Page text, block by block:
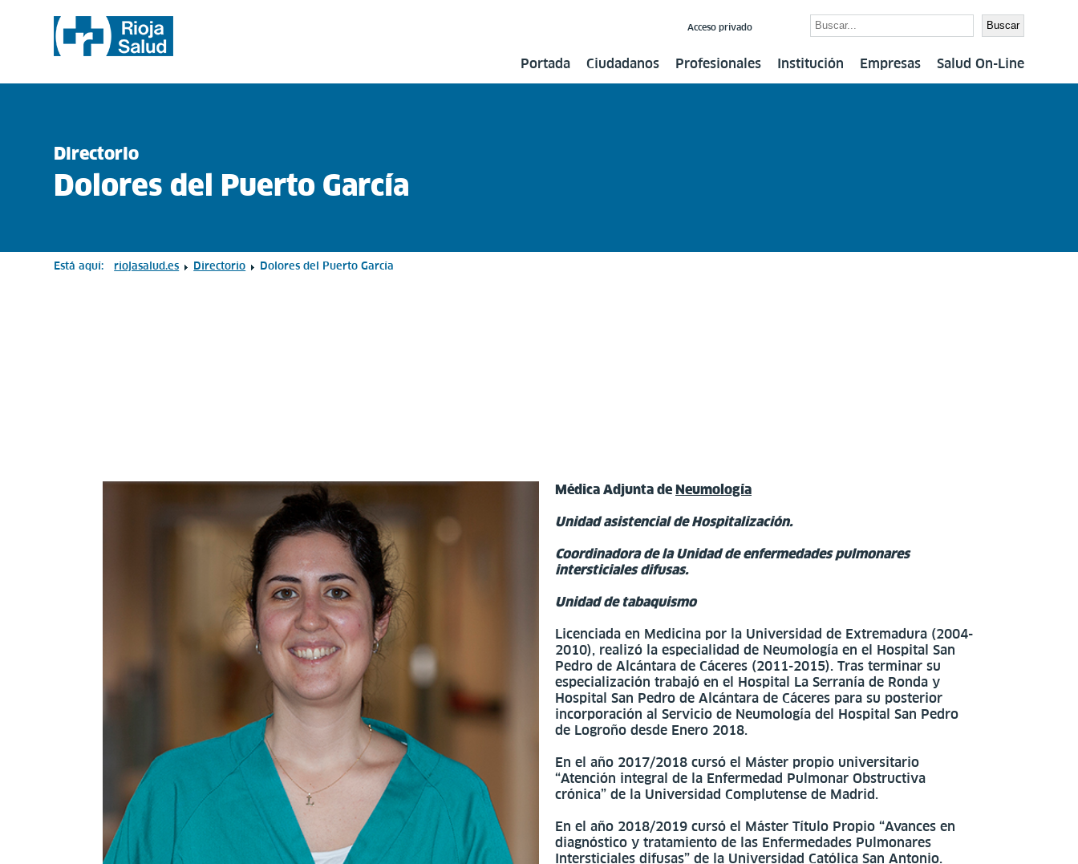
Buscar
Acceso privado
Portada Ciudadanos Profesionales Institución Empresas Salud On-Line
Directorio
Dolores del Puerto García
Está aquí: riojasalud.es Directorio Dolores del Puerto García
Médica Adjunta de Neumología
Unidad asistencial de Hospitalización.
Coordinadora de la Unidad de enfermedades pulmonares
intersticiales difusas.
Unidad de tabaquismo
Licenciada en Medicina por la Universidad de Extremadura (2004-
2010), realizó la especialidad de Neumología en el Hospital San
Pedro de Alcántara de Cáceres (2011-2015). Tras terminar su
especialización trabajó en el Hospital La Serranía de Ronda y
Hospital San Pedro de Alcántara de Cáceres para su posterior
incorporación al Servicio de Neumología del Hospital San Pedro
de Logroño desde Enero 2018.
En el año 2017/2018 cursó el Máster propio universitario
“Atención integral de la Enfermedad Pulmonar Obstructiva
crónica” de la Universidad Complutense de Madrid.
En el año 2018/2019 cursó el Máster Título Propio “Avances en
diagnóstico y tratamiento de las Enfermedades Pulmonares
Intersticiales difusas” de la Universidad Católica San Antonio.